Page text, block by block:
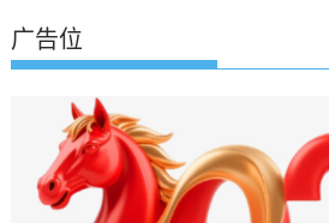
广告位